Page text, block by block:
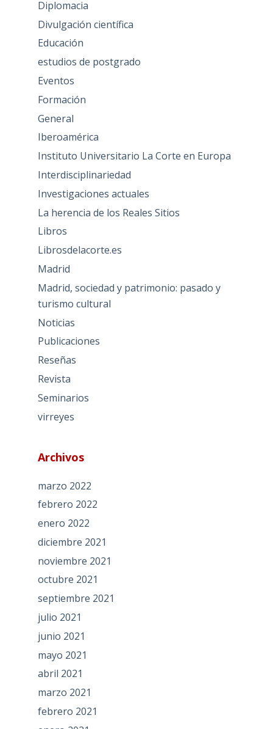
Diplomacia
Divulgación científica
Educación
estudios de postgrado
Eventos
Formación
General
Iberoamérica
Instituto Universitario La Corte en Europa
Interdisciplinariedad
Investigaciones actuales
La herencia de los Reales Sitios
Libros
Librosdelacorte.es
Madrid
Madrid, sociedad y patrimonio: pasado y
turismo cultural
Noticias
Publicaciones
Reseñas
Revista
Seminarios
virreyes
Archivos
marzo 2022
febrero 2022
enero 2022
diciembre 2021
noviembre 2021
octubre 2021
septiembre 2021
julio 2021
junio 2021
mayo 2021
abril 2021
marzo 2021
febrero 2021